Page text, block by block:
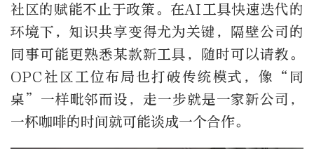
社区的赋能不止于政策。在AI工具快速迭代的
环境下，知识共享变得尤为关键，隔壁公司的
同事可能更熟悉某款新工具，随时可以请教。
OPC社区工位布局也打破传统模式，像“同
桌”一样毗邻而设，走一步就是一家新公司，
一杯咖啡的时间就可能谈成一个合作。